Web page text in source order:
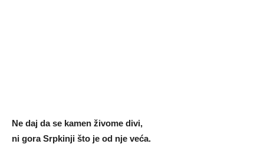
Ne daj da se kamen živome divi,
ni gora Srpkinji što je od nje veća.